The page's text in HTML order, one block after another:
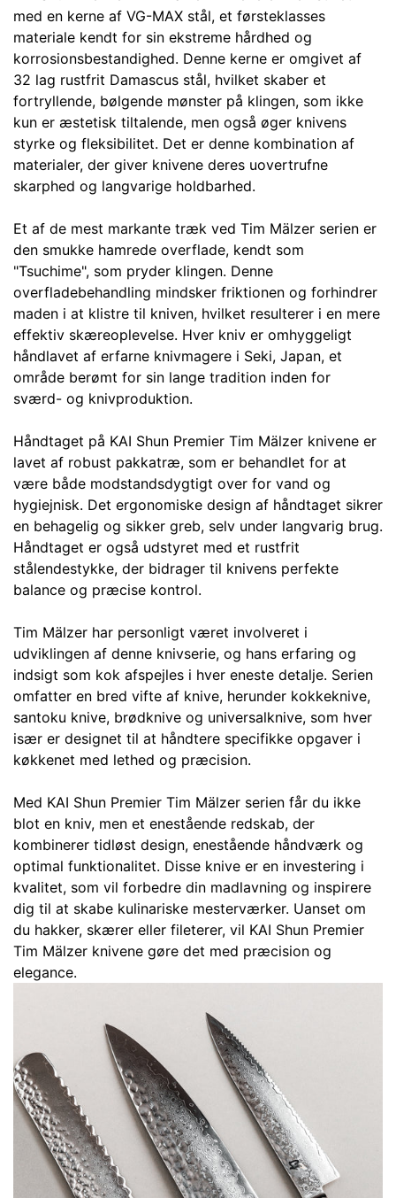
med en kerne af VG-MAX stål, et førsteklasses
materiale kendt for sin ekstreme hårdhed og
korrosionsbestandighed. Denne kerne er omgivet af
32 lag rustfrit Damascus stål, hvilket skaber et
fortryllende, bølgende mønster på klingen, som ikke
kun er æstetisk tiltalende, men også øger knivens
styrke og fleksibilitet. Det er denne kombination af
materialer, der giver knivene deres uovertrufne
skarphed og langvarige holdbarhed.
Et af de mest markante træk ved Tim Mälzer serien er
den smukke hamrede overflade, kendt som
"Tsuchime", som pryder klingen. Denne
overfladebehandling mindsker friktionen og forhindrer
maden i at klistre til kniven, hvilket resulterer i en mere
effektiv skæreoplevelse. Hver kniv er omhyggeligt
håndlavet af erfarne knivmagere i Seki, Japan, et
område berømt for sin lange tradition inden for
sværd- og knivproduktion.
Håndtaget på KAI Shun Premier Tim Mälzer knivene er
lavet af robust pakkatræ, som er behandlet for at
være både modstandsdygtigt over for vand og
hygiejnisk. Det ergonomiske design af håndtaget sikrer
en behagelig og sikker greb, selv under langvarig brug.
Håndtaget er også udstyret med et rustfrit
stålendestykke, der bidrager til knivens perfekte
balance og præcise kontrol.
Tim Mälzer har personligt været involveret i
udviklingen af denne knivserie, og hans erfaring og
indsigt som kok afspejles i hver eneste detalje. Serien
omfatter en bred vifte af knive, herunder kokkeknive,
santoku knive, brødknive og universalknive, som hver
især er designet til at håndtere specifikke opgaver i
køkkenet med lethed og præcision.
Med KAI Shun Premier Tim Mälzer serien får du ikke
blot en kniv, men et enestående redskab, der
kombinerer tidløst design, enestående håndværk og
optimal funktionalitet. Disse knive er en investering i
kvalitet, som vil forbedre din madlavning og inspirere
dig til at skabe kulinariske mesterværker. Uanset om
du hakker, skærer eller fileterer, vil KAI Shun Premier
Tim Mälzer knivene gøre det med præcision og
elegance.
Confirm your age
Are you 18 years old or older?
No, I'm not Yes, I am